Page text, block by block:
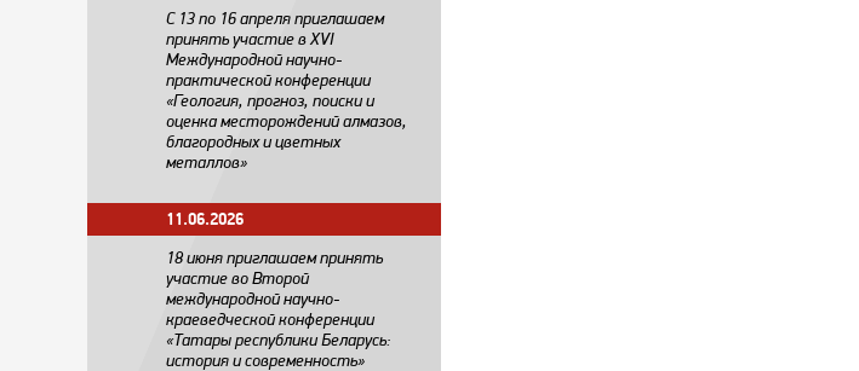
С 13 по 16 апреля приглашаем
принять участие в XVI
Международной научно-
практической конференции
«Геология, прогноз, поиски и
оценка месторождений алмазов,
благородных и цветных
металлов»
11.06.2026
18 июня приглашаем принять
участие во Второй
международной научно-
краеведческой конференции
«Татары республики Беларусь:
история и современность»